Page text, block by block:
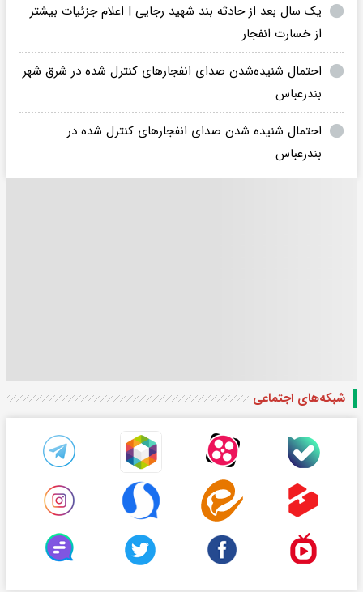
یک سال بعد از حادثه بند شهید رجایی | اعلام جزئیات بیشتر
از خسارت انفجار
احتمال شنیده‌شدن صدای انفجارهای کنترل شده در شرق شهر
بندرعباس
احتمال شنیده شدن صدای انفجارهای کنترل شده در
بندرعباس‌
شبکه‌های اجتماعی